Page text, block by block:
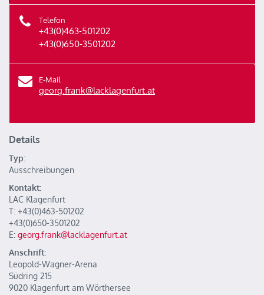
Telefon
+43(0)463-501202
+43(0)650-3501202
E-Mail
georg.frank@lacklagenfurt.at
Details
Typ:
Ausschreibungen
Kontakt:
LAC Klagenfurt
T: +43(0)463-501202
+43(0)650-3501202
E: georg.frank@lacklagenfurt.at
Anschrift:
Leopold-Wagner-Arena
Südring 215
9020 Klagenfurt am Wörthersee